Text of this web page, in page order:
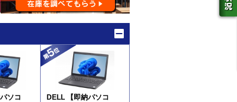
ソコ
DELL 【即納パソコ